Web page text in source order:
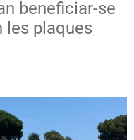
beneficiar-se
les plaques